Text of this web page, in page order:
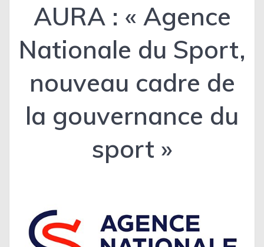
AURA : « Agence
Nationale du Sport,
nouveau cadre de
la gouvernance du
sport »